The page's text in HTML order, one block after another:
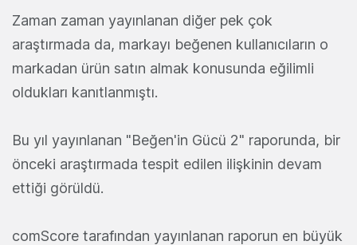
Zaman zaman yayınlanan diğer pek çok
araştırmada da, markayı beğenen kullanıcıların o
markadan ürün satın almak konusunda eğilimli
oldukları kanıtlanmıştı.
Bu yıl yayınlanan "Beğen'in Gücü 2" raporunda, bir
önceki araştırmada tespit edilen ilişkinin devam
ettiği görüldü.
comScore tarafından yayınlanan raporun en büyük